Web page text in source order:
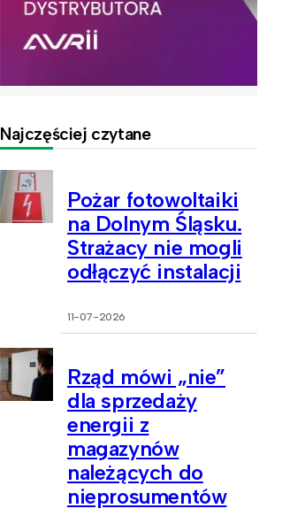
Najczęściej czytane
Pożar fotowoltaiki
na Dolnym Śląsku.
Strażacy nie mogli
odłączyć instalacji
11-07-2026
Rząd mówi „nie”
dla sprzedaży
energii z
magazynów
należących do
nieprosumentów